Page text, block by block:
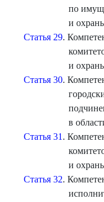
по
и
Статья 29.
и
Статья 30.
в
Статья 31 .
и
Статья 32.